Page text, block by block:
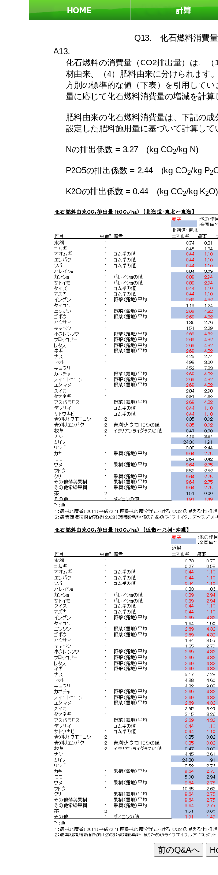
Q13. 化石燃料消費量
A13.
化石燃料の消費量（CO2排出量）は、
材由来、（4）肥料由来に分けられます
方別の標準的な値（下表）を引用して
量に応じて化石燃料消費量の増減を計算
肥料由来の化石燃料消費量は、下記の成
設定した肥料施用量に基づいて計算して
Nの排出係数 = 3.27 (kg CO2/kg N)
P2O5の排出係数 = 2.44 (kg CO2/kg P2
K2Oの排出係数 = 0.44 (kg CO2/kg K2O)